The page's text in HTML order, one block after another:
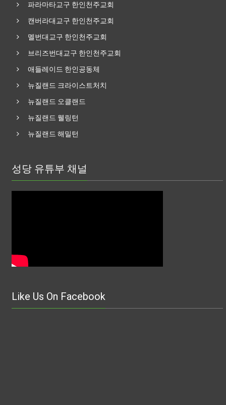
파라마타교구 한인천주교회
캔버라대교구 한인천주교회
멜번대교구 한인천주교회
브리즈번대교구 한인천주교회
애들레이드 한인공동체
뉴질랜드 크라이스트처치
뉴질랜드 오클랜드
뉴질랜드 웰링턴
뉴질랜드 해밀턴
성당 유튜부 채널
Like Us On Facebook